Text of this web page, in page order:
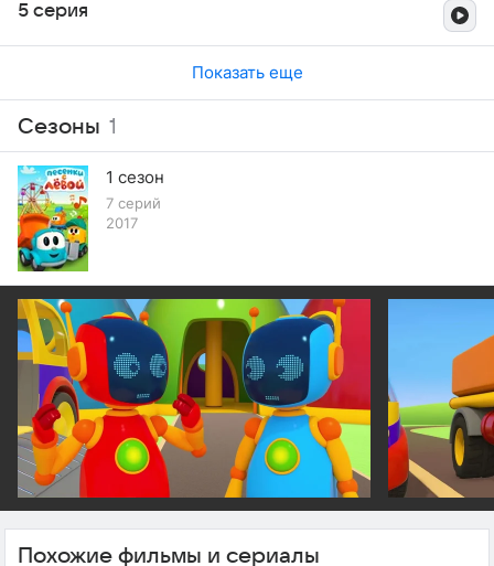
5 серия
Показать еще
Сезоны 1
1 сезон
7 серий
2017
Похожие фильмы и сериалы